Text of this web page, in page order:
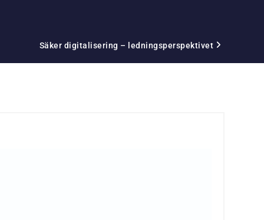
Säker digitalisering – ledningsperspektivet